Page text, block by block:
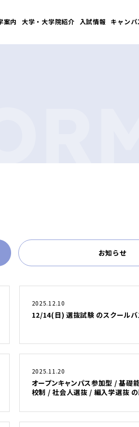
案内 大学・大学院紹介 入試情報 キャンパ
お知らせ
2025.12.10
12/14(日) 選抜試験 のスクールバ
2025.11.20
オープンキャンパス参加型 / 基礎
校制 / 社会人選抜 / 編入学選抜 の